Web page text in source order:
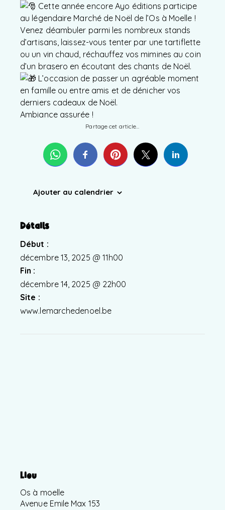
Cette année encore Ayo éditions participe
au légendaire Marché de Noël de l’Os à Moelle !
Venez déambuler parmi les nombreux stands
d’artisans, laissez-vous tenter par une tartiflette
ou un vin chaud, réchauffez vos mimines au coin
d’un brasero en écoutant des chants de Noël.
L’occasion de passer un agréable moment
en famille ou entre amis et de dénicher vos
derniers cadeaux de Noël.
Ambiance assurée !
Partage cet article...
Ajouter au calendrier
Détails
Début :
décembre 13, 2025 @ 11h00
Fin :
décembre 14, 2025 @ 22h00
Site :
www.lemarchedenoel.be
Lieu
Os à moelle
Avenue Emile Max 153